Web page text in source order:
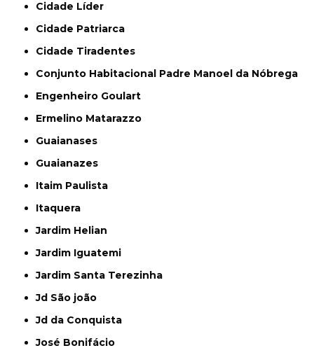
Cidade Líder
Cidade Patriarca
Cidade Tiradentes
Conjunto Habitacional Padre Manoel da Nóbrega
Engenheiro Goulart
Ermelino Matarazzo
Guaianases
Guaianazes
Itaim Paulista
Itaquera
Jardim Helian
Jardim Iguatemi
Jardim Santa Terezinha
Jd São joão
Jd da Conquista
José Bonifácio